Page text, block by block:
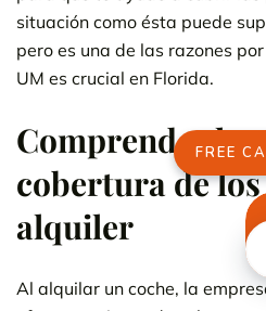
situación como ésta puede
pero es una de las razones
UM es crucial en Florida.
Comprender las
cobertura de los
alquiler
Al alquilar un coche, la